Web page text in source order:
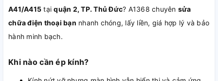
A41/A415 tạiquận 2, TP. Thủ Đức? A1368 chuyên sửa
chữa điện thoại bạn nhanh chóng, lấy liền, giá hợp lý và bảo
hành minh bạch.
Khi nào cần ép kính?